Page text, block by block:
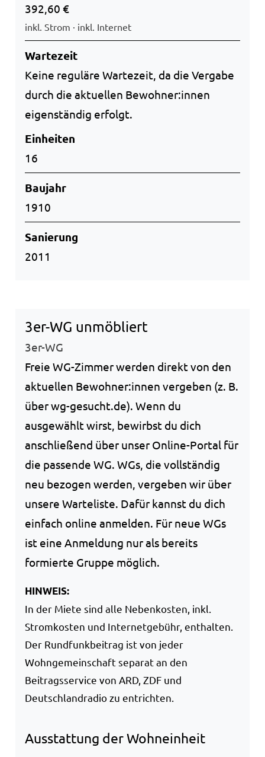
392,60 €
inkl. Strom · inkl. Internet
Wartezeit
Keine reguläre Wartezeit, da die Vergabe
durch die aktuellen Bewohner:innen
eigenständig erfolgt.
Einheiten
16
Baujahr
1910
Sanierung
2011
3er-WG unmöbliert
3er-WG
Freie WG-Zimmer werden direkt von den
aktuellen Bewohner:innen vergeben (z. B.
über wg-gesucht.de). Wenn du
ausgewählt wirst, bewirbst du dich
anschließend über unser Online-Portal für
die passende WG. WGs, die vollständig
neu bezogen werden, vergeben wir über
unsere Warteliste. Dafür kannst du dich
einfach online anmelden. Für neue WGs
ist eine Anmeldung nur als bereits
formierte Gruppe möglich.
HINWEIS:
In der Miete sind alle Nebenkosten, inkl.
Stromkosten und Internetgebühr, enthalten.
Der Rundfunkbeitrag ist von jeder
Wohngemeinschaft separat an den
Beitragsservice von ARD, ZDF und
Deutschlandradio zu entrichten.
Ausstattung der Wohneinheit